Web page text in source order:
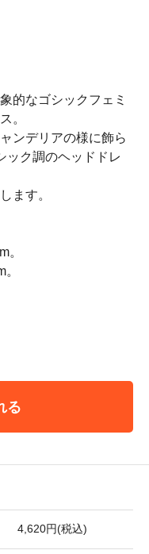
的なゴシックフェミ
。
ンデリアの様に飾ら
ック調のヘッドドレ
ます。
。
る
4,620円(税込)